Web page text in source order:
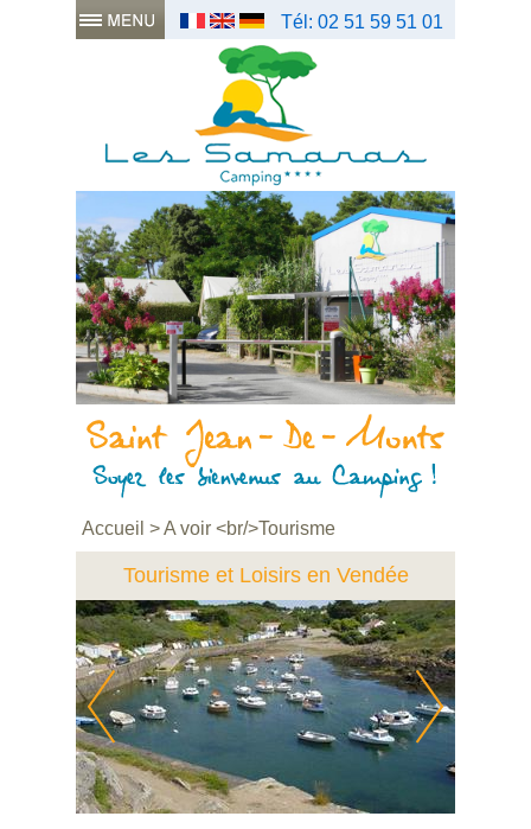
Tél: 02 51 59 51 01
Accueil >A voir <br/>Tourisme
Tourisme et Loisirs en Vendée